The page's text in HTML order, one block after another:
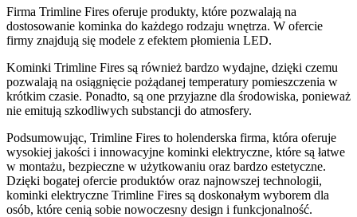
Firma Trimline Fires oferuje produkty, które pozwalają na
dostosowanie kominka do każdego rodzaju wnętrza. W ofercie
firmy znajdują się modele z efektem płomienia LED.
Kominki Trimline Fires są również bardzo wydajne, dzięki czemu
pozwalają na osiągnięcie pożądanej temperatury pomieszczenia w
krótkim czasie. Ponadto, są one przyjazne dla środowiska, ponieważ
nie emitują szkodliwych substancji do atmosfery.
Podsumowując, Trimline Fires to holenderska firma, która oferuje
wysokiej jakości i innowacyjne kominki elektryczne, które są łatwe
w montażu, bezpieczne w użytkowaniu oraz bardzo estetyczne.
Dzięki bogatej ofercie produktów oraz najnowszej technologii,
kominki elektryczne Trimline Fires są doskonałym wyborem dla
osób, które cenią sobie nowoczesny design i funkcjonalność.